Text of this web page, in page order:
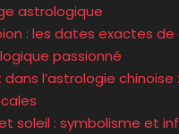
astrologique
: les dates exactes de
passionné
dans l’astrologie
soleil : symbolisme et